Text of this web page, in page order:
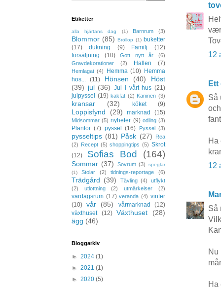
12
Så
Ha
12
Så
Nu
Ha
Etiketter
alla hjärtans dag (1) Barnrum (3)
Blommor (85) Bröllop (1) buketter
(17)
dukning (9) Familj
(12)
försäljning
(10) Gott nytt år
(6)
Gravdekorationer
(2) Hallen (7)
Hemlagat (4) Hemma (10) Hemma
hos...
(11) Hönsen (40)
Höst
(39) jul (36) Jul i vårt hus (21)
julpyssel
(19) kakfat (2) Kaninen (3)
kransar (32) köket (9)
Loppisfynd (29) marknad (15)
Midsommar (5) nyheter (9) odling (3)
Plantor (7) pyssel (16) Pyssel (3)
pysseltips (81) Påsk (27)
Rea
(2) Recept (5) shoppingtips (5) Skrot
(12)
Sofias Bod (164)
Sommar (37) Sovrum (3)
speglar
(1)
Stolar (2) tidnings-reportage (6)
Trädgård (39) Tävling (4)
utflykt
(2)
utlottning (2) utmärkelser (2)
vardagsrum (17) veranda (4) vinter
(10) vår (85) vårmarknad
(12)
växthuset
(12) Växthuset
(28)
ägg (46)
Bloggarkiv
► 2024 (1)
► 2021 (1)
► 2020 (5)